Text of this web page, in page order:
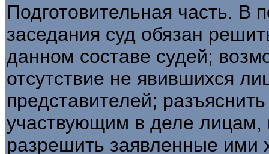
Подготовительная часть. В
заседания суд обязан
данном составе судей;
отсутствие не явившихся
представителей;
участвующим в деле лицам,
разрешить заявленные ими